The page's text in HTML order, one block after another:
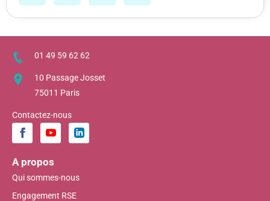
01 49 59 62 62
10 Passage Josset
75011 Paris
Contactez-nous
A propos
Qui sommes-nous
Engagement RSE